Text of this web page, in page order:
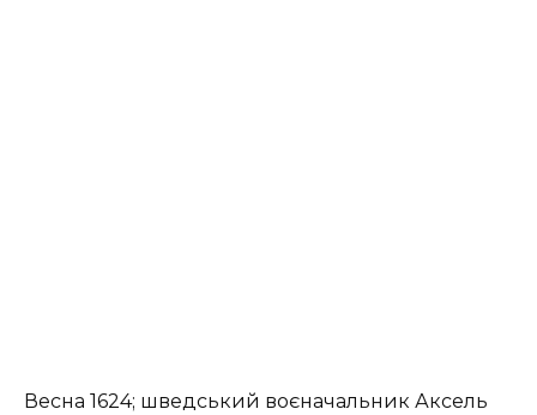
Весна 1624; шведський воєначальник Аксель